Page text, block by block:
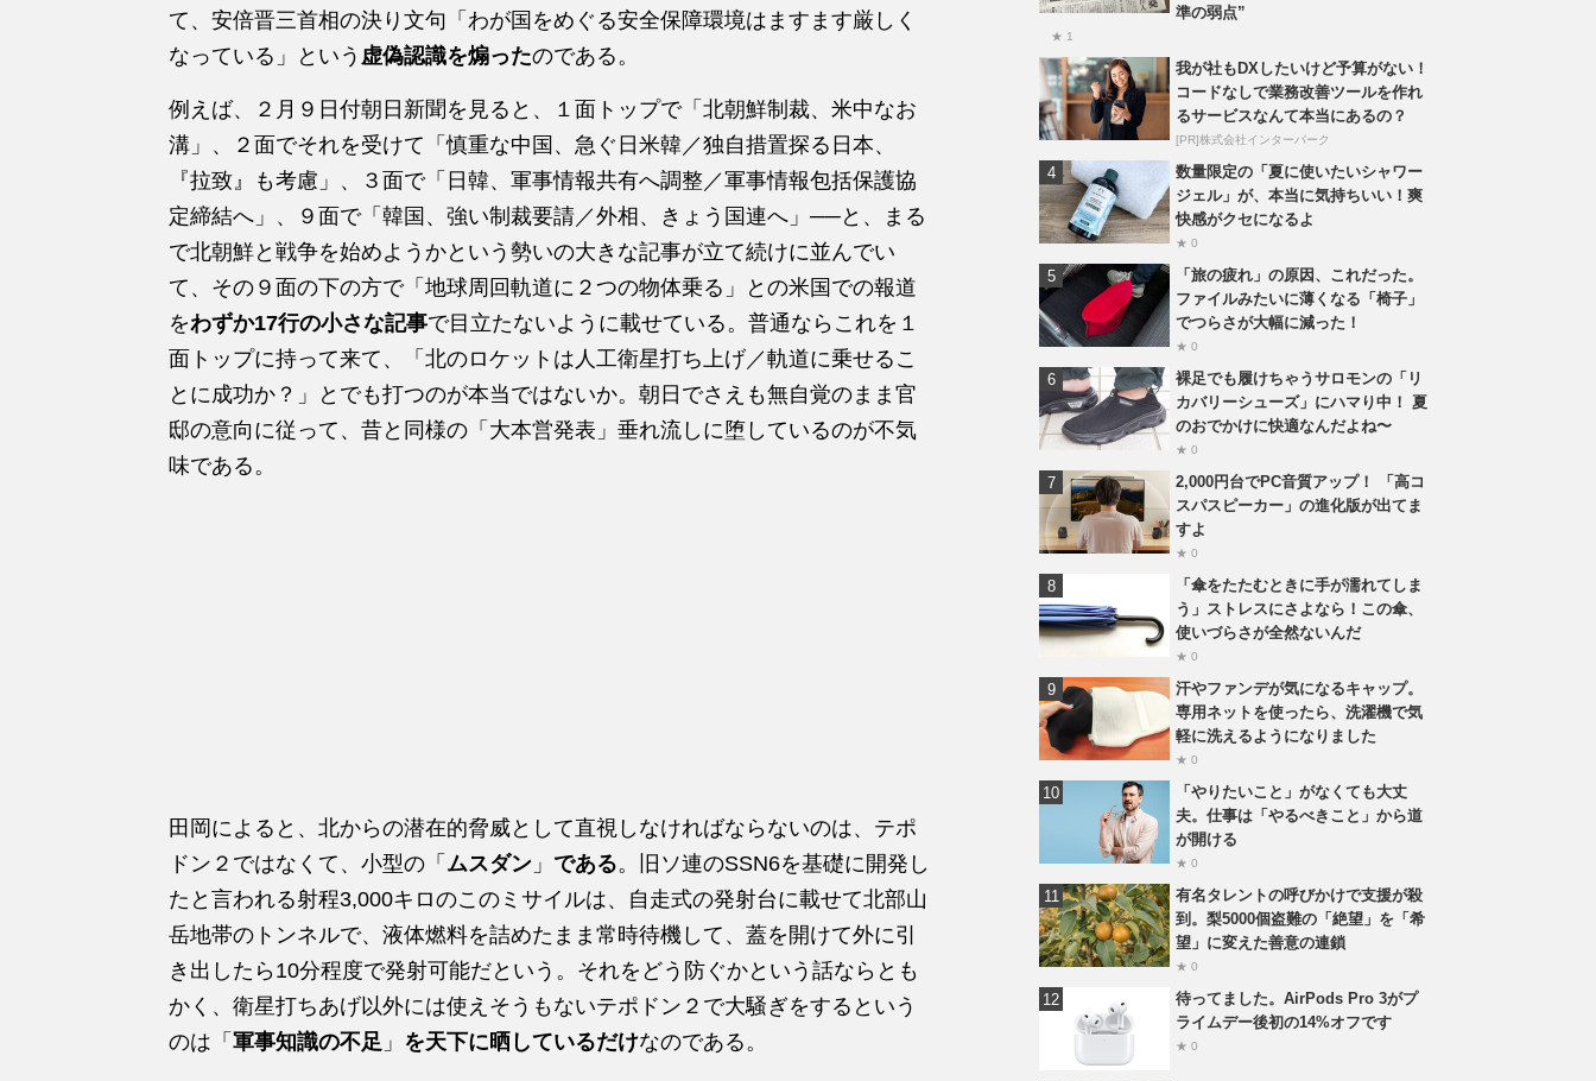
て、安倍晋三首相の決り文句「わが国をめぐる安全保障環境はますます厳しく
なっている」という 虚偽認識を煽ったのである。
例えば、２月９日付朝日新聞を見ると、１面トップで「北朝鮮制裁、米中なお
溝」、２面でそれを受けて「慎重な中国、急ぐ日米韓／独自措置探る日本、
『拉致』も考慮」、３面で「日韓、軍事情報共有へ調整／軍事情報包括保護協
定締結へ」、９面で「韓国、強い制裁要請／外相、きょう国連へ」──と、まる
で北朝鮮と戦争を始めようかという勢いの大きな記事が立て続けに並んでい
て、その９面の下の方で「地球周回軌道に２つの物体乗る」との米国での報道
をわずか17行の小さな記事で目立たないように載せている。普通ならこれを１
面トップに持って来て、「北のロケットは人工衛星打ち上げ／軌道に乗せるこ
とに成功か？」とでも打つのが本当ではないか。朝日でさえも無自覚のまま官
邸の意向に従って、昔と同様の「大本営発表」垂れ流しに堕しているのが不気
味である。
田岡によると、北からの潜在的脅威として直視しなければならないのは、テポ
ドン２ではなくて、小型の「 ムスダン 」 である。旧ソ連のSSN6を基礎に開発し
たと言われる射程3,000キロのこのミサイルは、自走式の発射台に載せて北部山
岳地帯のトンネルで、液体燃料を詰めたまま常時待機して、蓋を開けて外に引
き出したら10分程度で発射可能だという。それをどう防ぐかという話ならとも
かく、衛星打ちあげ以外には使えそうもないテポドン２で大騒ぎをするという
のは「 軍事知識の不足 」 を天下に晒しているだけなのである。
準の弱点”
★ 1
我が社もDXしたいけど予算がない！
コードなしで業務改善ツールを作れ
るサービスなんて本当にあるの？
[PR]株式会社インターパーク
数量限定の「夏に使いたいシャワー
ジェル」が、本当に気持ちいい！爽
快感がクセになるよ
★ 0
「旅の疲れ」の原因、これだった。
ファイルみたいに薄くなる「椅子」
でつらさが大幅に減った！
★ 0
裸足でも履けちゃうサロモンの「リ
カバリーシューズ」にハマり中！ 夏
のおでかけに快適なんだよね〜
★ 0
2,000円台でPC音質アップ！ 「高コ
スパスピーカー」の進化版が出てま
すよ
★ 0
「傘をたたむときに手が濡れてしま
う」ストレスにさよなら！この傘、
使いづらさが全然ないんだ
★ 0
汗やファンデが気になるキャップ。
専用ネットを使ったら、洗濯機で気
軽に洗えるようになりました
★ 0
「やりたいこと」がなくても大丈
夫。仕事は「やるべきこと」から道
が開ける
★ 0
有名タレントの呼びかけで支援が殺
到。梨5000個盗難の「絶望」を「希
望」に変えた善意の連鎖
★ 0
待ってました。AirPods Pro 3がプ
ライムデー後初の14%オフです
★ 0